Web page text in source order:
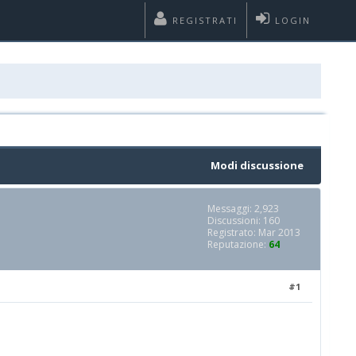
LOGIN
REGISTRATI
Modi discussione
Messaggi: 2,923
Discussioni: 160
Registrato: Mar 2013
Reputazione: 64
#1